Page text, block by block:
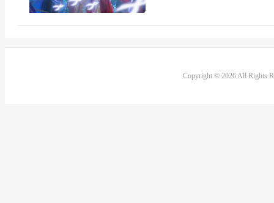
Copyright © 2026 All Rights